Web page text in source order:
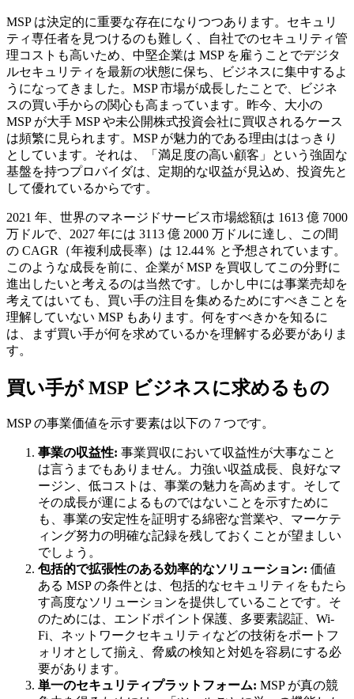
MSP は決定的に重要な存在になりつつあります。セキュリ
ティ専任者を見つけるのも難しく、自社でのセキュリティ管
理コストも高いため、中堅企業は MSP を雇うことでデジタ
ルセキュリティを最新の状態に保ち、ビジネスに集中するよ
うになってきました。MSP 市場が成長したことで、ビジネ
スの買い手からの関心も高まっています。昨今、大小の
MSP が大手 MSP や未公開株式投資会社に買収されるケース
は頻繁に見られます。MSP が魅力的である理由ははっきり
としています。それは、「満足度の高い顧客」という強固な
基盤を持つプロバイダは、定期的な収益が見込め、投資先と
して優れているからです。
2021 年、世界のマネージドサービス市場総額は 1613 億 7000
万ドルで、2027 年には 3113 億 2000 万ドルに達し、この間
の CAGR（年複利成長率）は 12.44％ と予想されています。
このような成長を前に、企業が MSP を買収してこの分野に
進出したいと考えるのは当然です。しかし中には事業売却を
考えてはいても、買い手の注目を集めるためにすべきことを
理解していない MSP もあります。何をすべきかを知るに
は、まず買い手が何を求めているかを理解する必要がありま
す。
買い手が MSP ビジネスに求めるもの
MSP の事業価値を示す要素は以下の 7 つです。
事業の収益性: 事業買収において収益性が大事なこと
は言うまでもありません。力強い収益成長、良好なマ
ージン、低コストは、事業の魅力を高めます。そして
その成長が運によるものではないことを示すために
も、事業の安定性を証明する綿密な営業や、マーケテ
ィング努力の明確な記録を残しておくことが望ましい
でしょう。
包括的で拡張性のある効率的なソリューション: 価値
ある MSP の条件とは、包括的なセキュリティをもたら
す高度なソリューションを提供していることです。そ
のためには、エンドポイント保護、多要素認証、Wi-
Fi、ネットワークセキュリティなどの技術をポートフ
ォリオとして揃え、脅威の検知と対処を容易にする必
要があります。
単一のセキュリティプラットフォーム: MSP が真の競